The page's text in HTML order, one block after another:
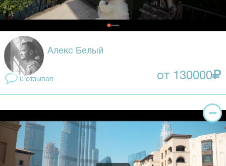
Алекс Белый
0 отзывов от 130000